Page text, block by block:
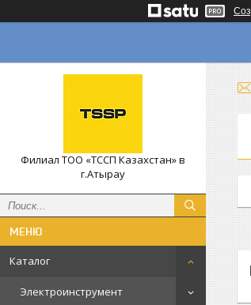
Филиал ТОО «ТССП Казахстан» в
г.Атырау
Каталог
Электроинструмент